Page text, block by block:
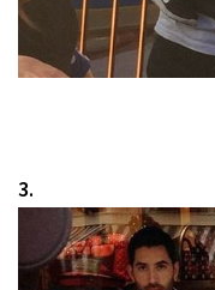
3.